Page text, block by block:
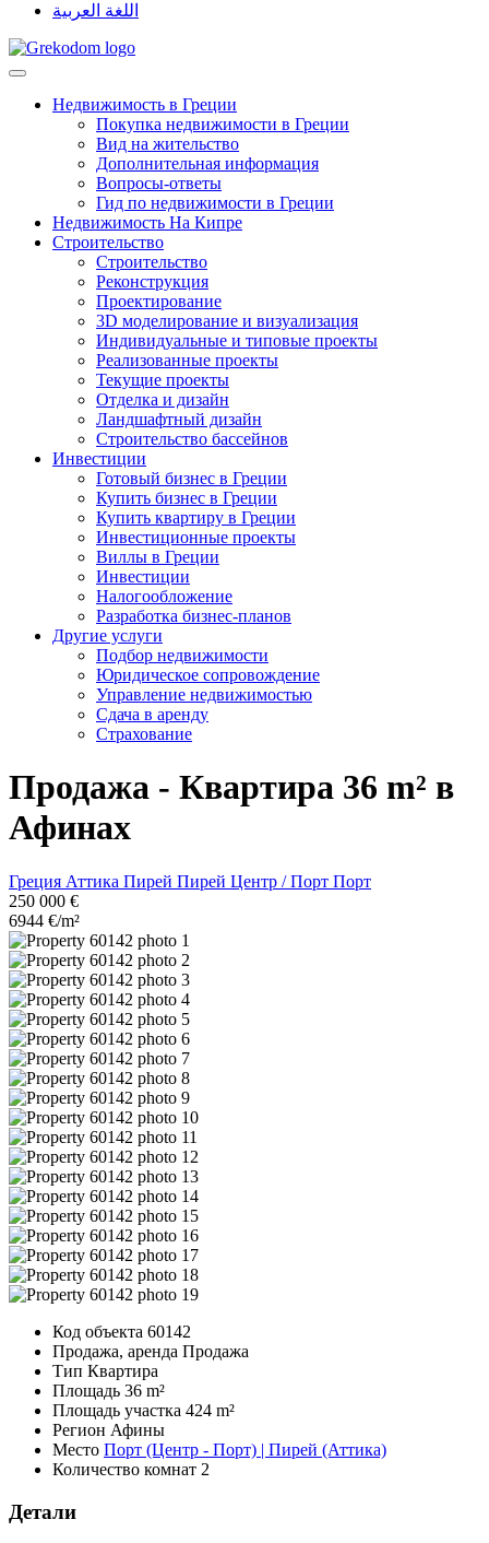
اللغة العربية
Недвижимость в Греции
Покупка недвижимости в Греции
Вид на жительство
Дополнительная информация
Вопросы-ответы
Гид по недвижимости в Греции
Недвижимость На Кипре
Строительство
Строительство
Реконструкция
Проектирование
3D моделирование и визуализация
Индивидуальные и типовые проекты
Реализованные проекты
Текущие проекты
Отделка и дизайн
Ландшафтный дизайн
Строительство бассейнов
Инвестиции
Готовый бизнес в Греции
Купить бизнес в Греции
Купить квартиру в Греции
Инвестиционные проекты
Виллы в Греции
Инвестиции
Налогообложение
Разработка бизнес-планов
Другие услуги
Подбор недвижимости
Юридическое сопровождение
Управление недвижимостью
Сдача в аренду
Страхование
Продажа - Квартира 36 m² в
Афинах
Греция Аттика Пирей Пирей Центр / Порт Порт
250 000 €
6944 €/m²
Код объекта 60142
Продажа, аренда Продажа
Тип Квартира
Площадь 36 m²
Площадь участка 424 m²
Регион Афины
Место Порт (Центр - Порт) | Пирей (Аттика)
Количество комнат 2
Детали